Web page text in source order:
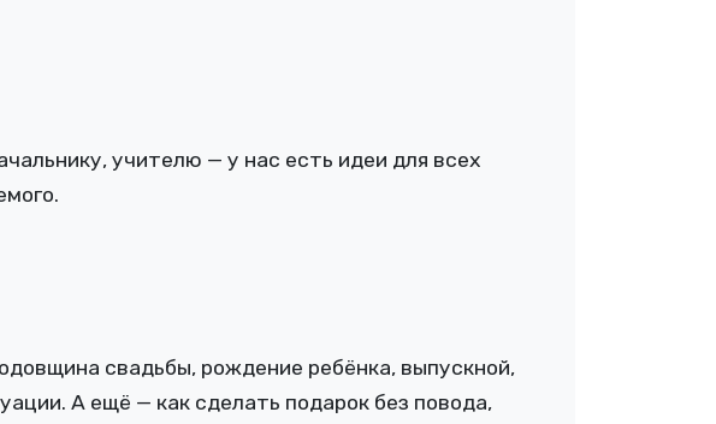
учителю — у нас есть идеи для всех
свадьбы, рождение ребёнка, выпускной,
А ещё — как сделать подарок без повода,